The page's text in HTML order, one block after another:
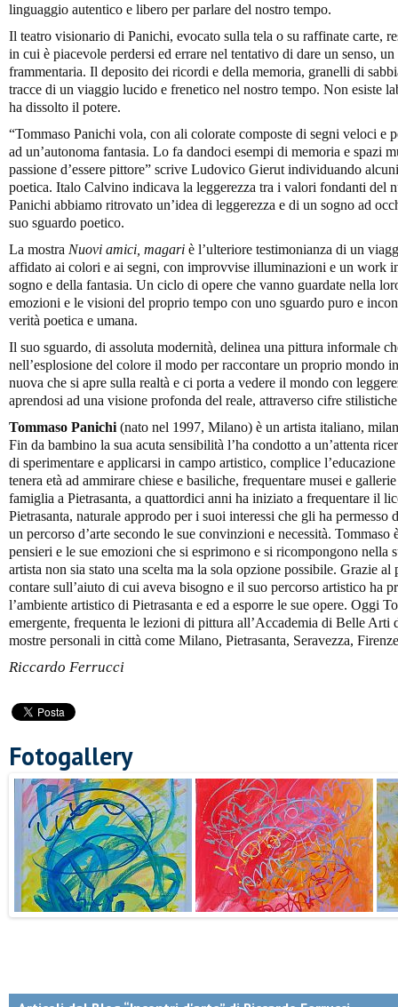
linguaggio autentico e libero per parlare del nostro tempo.
Il teatro visionario di Panichi, evocato sulla tela o su raffinate carte,
in cui è piacevole perdersi ed errare nel tentativo di dare un senso,
frammentaria. Il deposito dei ricordi e della memoria, granelli di
tracce di un viaggio lucido e frenetico nel nostro tempo. Non esiste
ha dissolto il potere.
“Tommaso Panichi vola, con ali colorate composte di segni veloci e
ad un’autonoma fantasia. Lo fa dandoci esempi di memoria e spazi
passione d’essere pittore” scrive Ludovico Gierut individuando
poetica. Italo Calvino indicava la leggerezza tra i valori fondanti del
Panichi abbiamo ritrovato un’idea di leggerezza e di un sogno ad
suo sguardo poetico.
La mostra Nuovi amici, magari è l’ulteriore testimonianza di un
affidato ai colori e ai segni, con improvvise illuminazioni e un work
sogno e della fantasia. Un ciclo di opere che vanno guardate nella
emozioni e le visioni del proprio tempo con uno sguardo puro e
verità poetica e umana.
Il suo sguardo, di assoluta modernità, delinea una pittura informale
nell’esplosione del colore il modo per raccontare un proprio mondo
nuova che si apre sulla realtà e ci porta a vedere il mondo con
aprendosi ad una visione profonda del reale, attraverso cifre
Tommaso Panichi (nato nel 1997, Milano) è un artista italiano,
Fin da bambino la sua acuta sensibilità l’ha condotto a un’attenta
di sperimentare e applicarsi in campo artistico, complice
tenera età ad ammirare chiese e basiliche, frequentare musei e
famiglia a Pietrasanta, a quattordici anni ha iniziato a frequentare il
Pietrasanta, naturale approdo per i suoi interessi che gli ha permesso
un percorso d’arte secondo le sue convinzioni e necessità.
pensieri e le sue emozioni che si esprimono e si ricompongono nella
artista non sia stato una scelta ma la sola opzione possibile. Grazie
contare sull’aiuto di cui aveva bisogno e il suo percorso artistico ha
l’ambiente artistico di Pietrasanta e ed a esporre le sue opere. Oggi
emergente, frequenta le lezioni di pittura all’Accademia di Belle Arti
mostre personali in città come Milano, Pietrasanta, Seravezza,
Riccardo Ferrucci
Fotogallery